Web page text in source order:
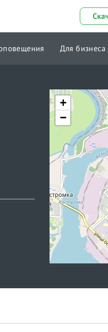
Для бизнеса
+
−